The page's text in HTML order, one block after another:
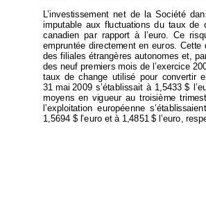
L’investissement net de la Société
imputable aux fluctuations du taux de
canadien par rapport à l’euro. Ce
empruntée directement en euros.
des filiales étrangères autonomes et,
des neuf premiers mois de l’exercice 2
taux de change utilisé pour convertir
31 mai 2009 s’établissait à 1,5433 $
moyens en vigueur au troisième trim
l’exploitation européenne s’établi
1,5694 $ l’euro et à 1,4851 $ l’euro,